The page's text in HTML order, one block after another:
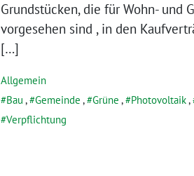
Grundstücken, die für Wohn- und
vorgesehen sind , in den
[…]
Allgemein
Bau , Gemeinde , Grüne , Photovoltaik,
Verpflichtung